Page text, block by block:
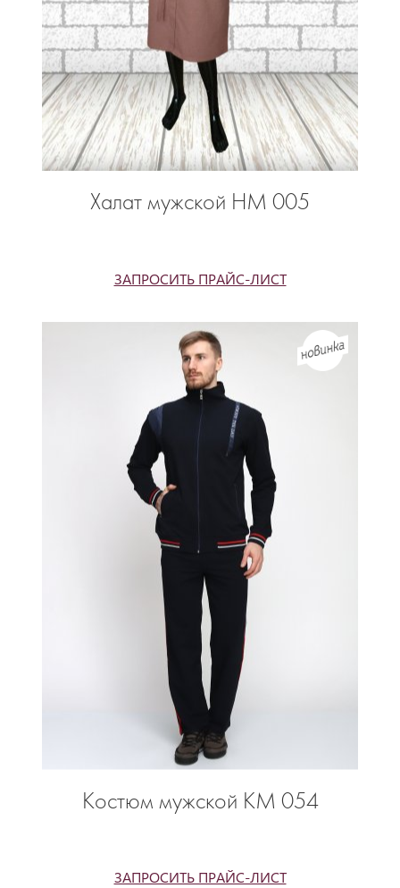
Халат мужской НМ 005
ЗАПРОСИТЬ ПРАЙС-ЛИСТ
Костюм мужской КМ 054
ЗАПРОСИТЬ ПРАЙС-ЛИСТ